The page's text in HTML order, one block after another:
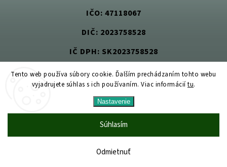
Tento web používa súbory cookie. Ďalším prechádzaním tohto webu
vyjadrujete súhlas s ich používaním. Viac informáciítu.
Nastavenie
Odmietnuť
Súhlasím
IČO: 47118067
DIČ: 2023758528
IČ DPH: SK2023758528
Jedlom k zdraviu. Všetky práva vyhradené.
Upraviť nastavenie cookies
Shoptet | Design